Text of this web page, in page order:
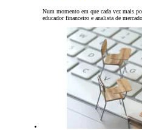
Num momento em que cada vez mais
educador financeiro e analista de